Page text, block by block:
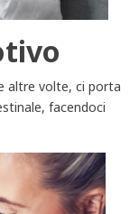
altre volte, ci porta
facendoci